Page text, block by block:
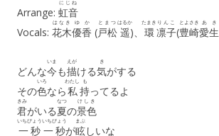
Arrange: 虹音
にじね
Vocals: 花木
はなき
優香
ゆか
(戸松
とまつ
遥
はるか
)、 環
たまき
凛子
りんこ
(豊崎
とよさき
愛生
あき
どんな今
いま
も描
えが
ける気
き
がする
その色
いろ
なら私
わたし
持
も
ってるよ
君
きみ
がいる夏
なつ
の景色
けしき
一秒
いちびょう
一秒
いちびょう
が眩
まぶ
しいな